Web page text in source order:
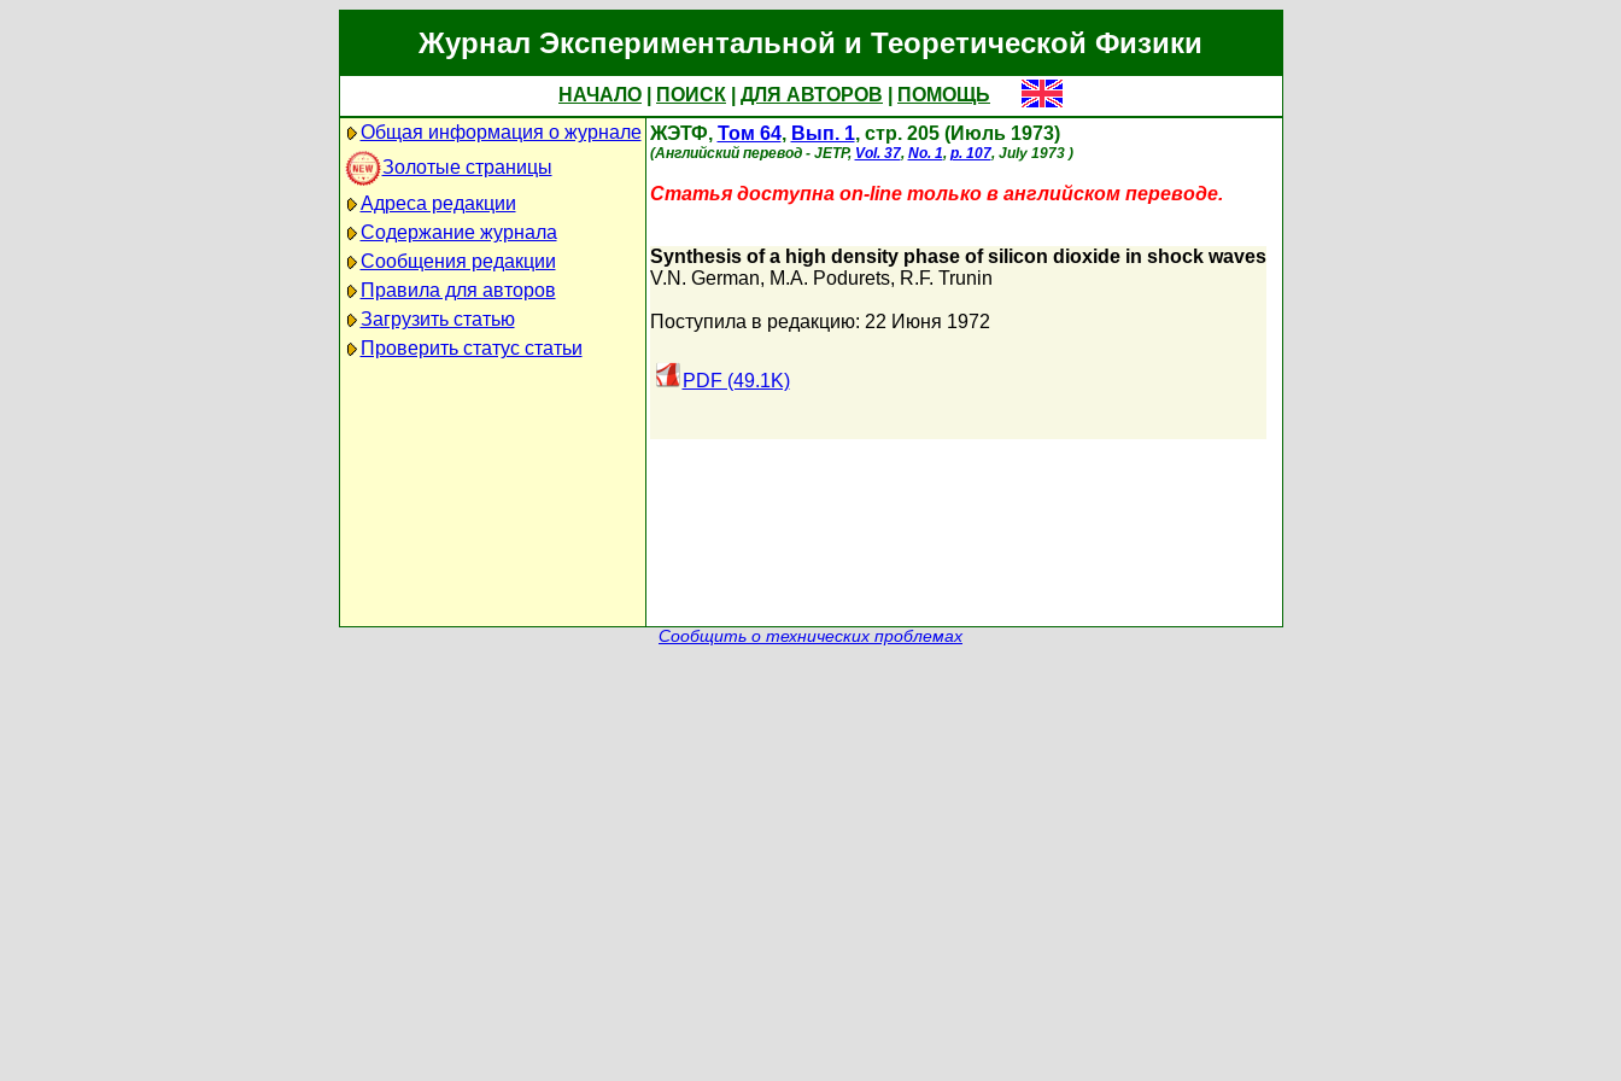
Журнал Экспериментальной и Теоретической Физики
НАЧАЛО ПОИСК ДЛЯ АВТОРОВ
ПОМОЩЬ
Общая информация о журнале
Золотые страницы
Адреса редакции
Содержание журнала
Сообщения редакции
Правила для авторов
Загрузить статью
Проверить статус статьи
ЖЭТФ, Том 64, Вып. 1, стр. 205 (Июль 1973)
(Английский перевод - JETP, Vol. 37, No. 1, p. 107, July 1973 )
Статья доступна on-line только в английском переводе.
Synthesis of a high density phase of silicon dioxide in shock waves
V.N. German, M.A. Podurets, R.F. Trunin
Поступила в редакцию: 22 Июня 1972
PDF (49.1K)
Сообщить о технических проблемах